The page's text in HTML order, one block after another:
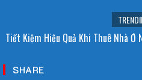
Tiết Kiệm Hiệu Quả Khi Thuê Nhà Ở
SHARE